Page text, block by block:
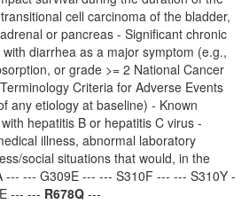
cell carcinoma of the bladder,
or pancreas - Significant chronic
diarrhea as a major symptom (e.g.,
or grade >= 2 National Cancer
Criteria for Adverse Events
any etiology at baseline) - Known
hepatitis B or hepatitis C virus -
illness, abnormal laboratory
social situations that would, in the
--- --- G309E --- --- S310F --- --- S310Y -
--- --- R678Q ---